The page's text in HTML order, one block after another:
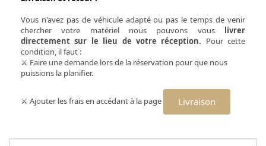
Vous n'avez pas de véhicule adapté ou pas le temps de venir
chercher votre matériel nous pouvons vous livrer
directement sur le lieu de votre réception. Pour cette
condition, il faut :
⚔ Faire une demande lors de la réservation pour que nous
puissions la planifier.
⚔ Ajouter les frais en accédant à la page Livraison